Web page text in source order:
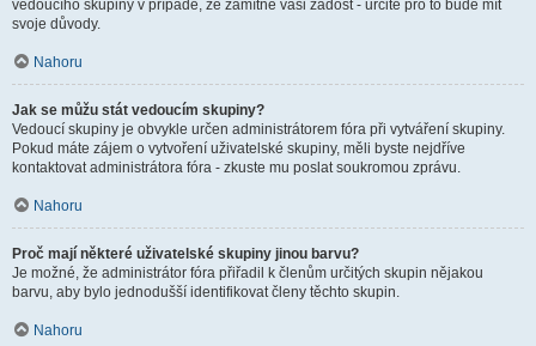
vedoucího skupiny v případě, že zamítne vaši žádost - určitě pro to bude mít
svoje důvody.
Nahoru
Jak se můžu stát vedoucím skupiny?
Vedoucí skupiny je obvykle určen administrátorem fóra při vytváření skupiny.
Pokud máte zájem o vytvoření uživatelské skupiny, měli byste nejdříve
kontaktovat administrátora fóra - zkuste mu poslat soukromou zprávu.
Nahoru
Proč mají některé uživatelské skupiny jinou barvu?
Je možné, že administrátor fóra přiřadil k členům určitých skupin nějakou
barvu, aby bylo jednodušší identifikovat členy těchto skupin.
Nahoru